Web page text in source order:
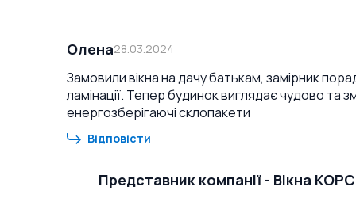
Олена28.03.2024
Замовили вікна на дачу батькам, замірник
ламінації. Тепер будинок виглядає чудово та
енергозберігаючі склопакети
Відповісти
Представник компанії - Вікна